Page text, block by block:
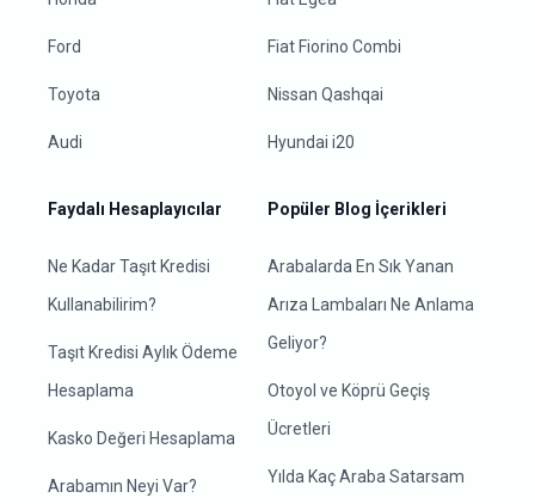
Ford
Toyota
Audi
Fiat Fiorino Combi
Nissan Qashqai
Hyundai i20
Faydalı Hesaplayıcılar
Ne Kadar Taşıt Kredisi
Kullanabilirim?
Taşıt Kredisi Aylık Ödeme
Hesaplama
Kasko Değeri Hesaplama
Arabamın Neyi Var?
Popüler Blog İçerikleri
Arabalarda En Sık Yanan
Arıza Lambaları Ne Anlama
Geliyor?
Otoyol ve Köprü Geçiş
Ücretleri
Yılda Kaç Araba Satarsam